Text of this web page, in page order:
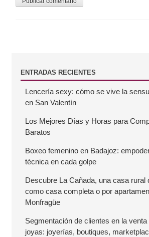
BENTRADAS RECIENTES
Lencería sexy: cómo se vive la
en San Valentín
Los Mejores Días y Horas para
Baratos
Boxeo femenino en Badajoz:
técnica en cada golpe
Descubre La Cañada, una casa rural
como casa completa o por
Monfragüe
Segmentación de clientes en la
joyas: joyerías, boutiques,